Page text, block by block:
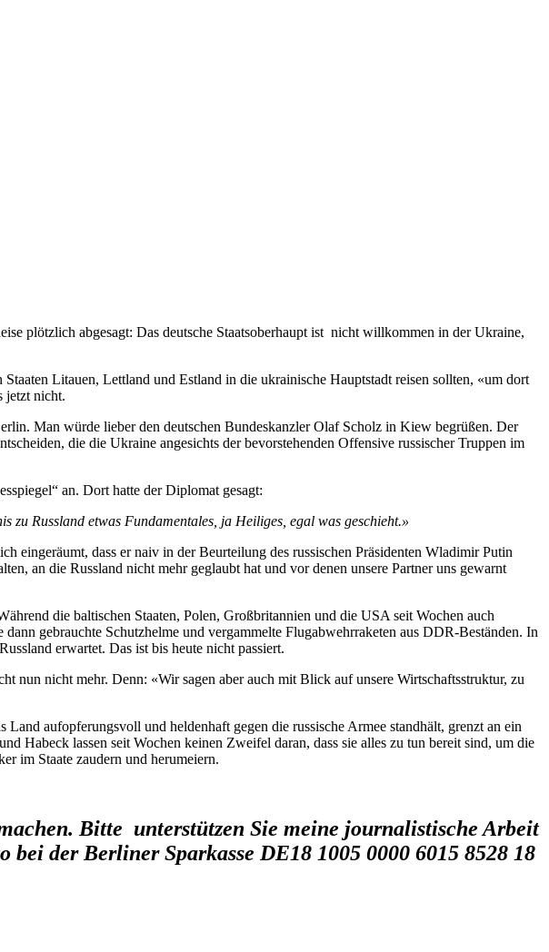
plötzlich abgesagt: Das deutsche Staatsoberhaupt ist nicht willkommen in der Ukraine,
Litauen, Lettland und Estland in die ukrainische Hauptstadt reisen sollten, «um dort
jetzt nicht.
Man würde lieber den deutschen Bundeskanzler Olaf Scholz in Kiew begrüßen. Der
die die Ukraine angesichts der bevorstehenden Offensive russischer Truppen im
an. Dort hatte der Diplomat gesagt:
zu Russland etwas Fundamentales, ja Heiliges, egal was geschieht.»
eingeräumt, dass er naiv in der Beurteilung des russischen Präsidenten Wladimir Putin
an die Russland nicht mehr geglaubt hat und vor denen unsere Partner uns gewarnt
die baltischen Staaten, Polen, Großbritannien und die USA seit Wochen auch
gebrauchte Schutzhelme und vergammelte Flugabwehrraketen aus DDR-Beständen. In
erwartet. Das ist bis heute nicht passiert.
nun nicht mehr. Denn: «Wir sagen aber auch mit Blick auf unsere Wirtschaftsstruktur, zu
aufopferungsvoll und heldenhaft gegen die russische Armee standhält, grenzt an ein
Habeck lassen seit Wochen keinen Zweifel daran, dass sie alles zu tun bereit sind, um die
im Staate zaudern und herumeiern.
Bitte unterstützen Sie meine journalistische Arbeit
bei der Berliner Sparkasse DE18 1005 0000 6015 8528 18